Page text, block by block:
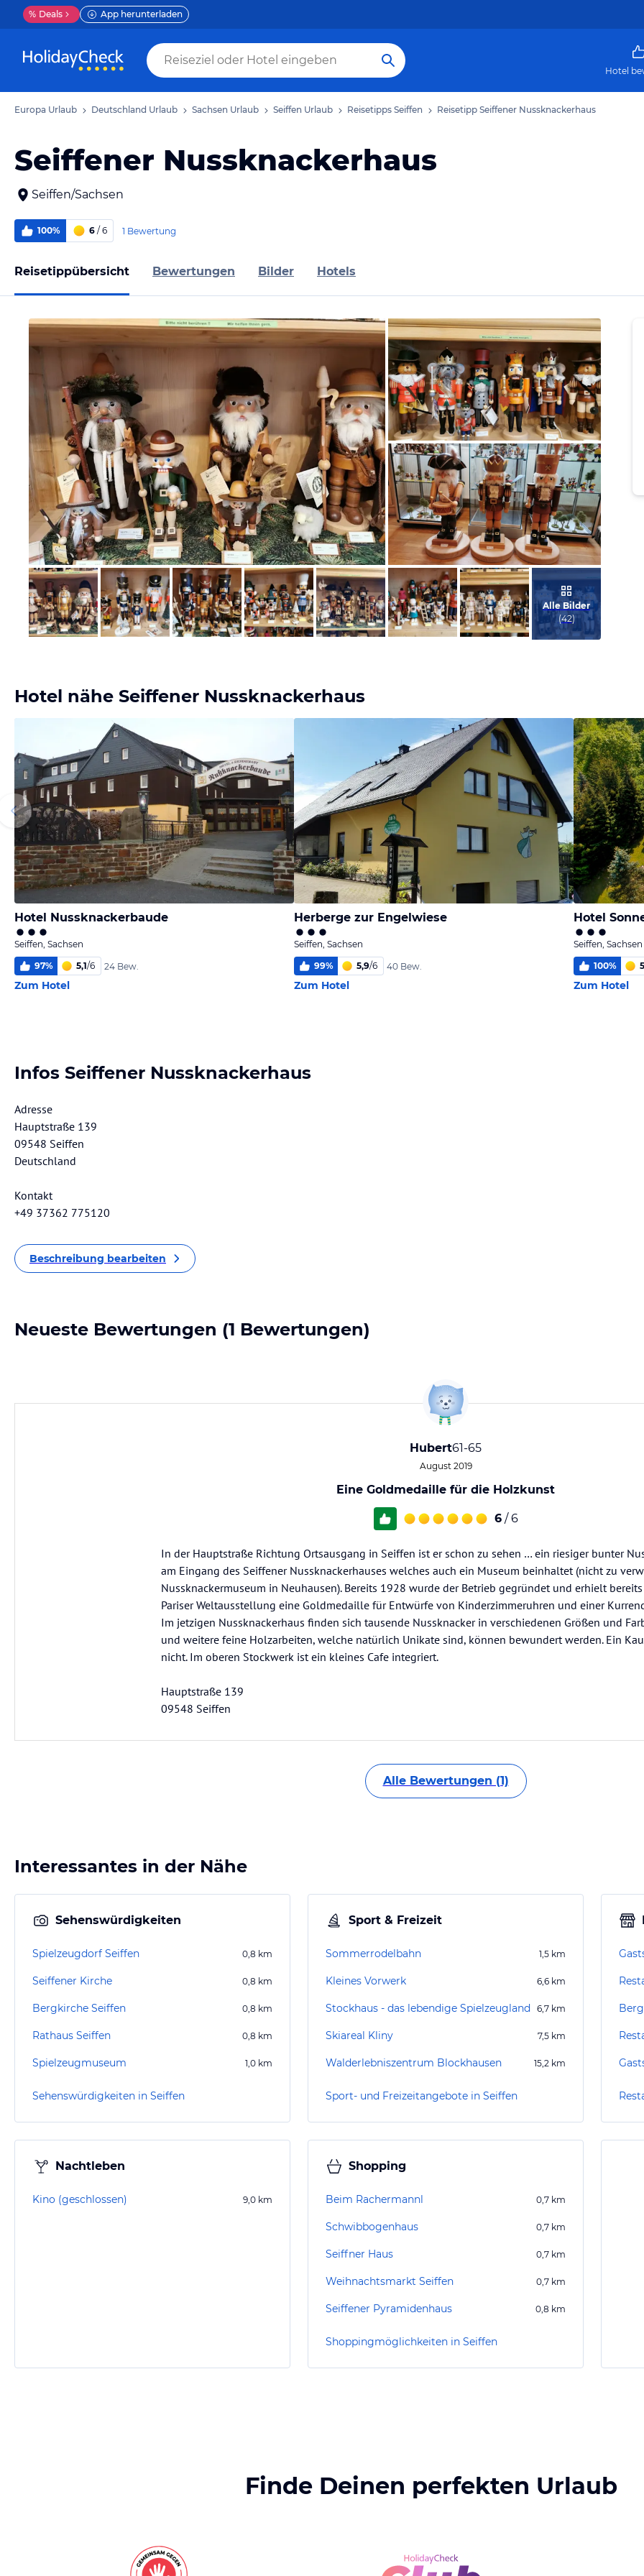
% Deals App herunterladen
Hotel
Europa Urlaub Deutschland Urlaub Sachsen Urlaub Seiffen Urlaub Reisetipps Seiffen Reisetipp Seiffener Nussknackerhaus
Seiffener Nussknackerhaus
Seiffen/Sachsen
100% 6 / 6 1 Bewertung
Reisetippübersicht Bewertungen Bilder Hotels
Bild melden
von Hubert
Bild melden
von Hubert
Bild melden
von Hubert
Alle Bilder
(42)
Hotel nähe Seiffener Nussknackerhaus
Hotel Nussknackerbaude
Seiffen, Sachsen
97% 5,1/6 24 Bew.
Zum Hotel
Herberge zur Engelwiese
Seiffen, Sachsen
99% 5,9/6 40 Bew.
Zum Hotel
Hotel
Seiffen, Sachsen
100%
Zum Hotel
Infos Seiffener Nussknackerhaus
Adresse
Hauptstraße 139
09548 Seiffen
Deutschland
Kontakt
+49 37362 775120
Beschreibung bearbeiten
Neueste Bewertungen (1 Bewertungen)
Hubert61-65
August 2019
Eine Goldmedaille für die Holzkunst
6 / 6
In der Hauptstraße Richtung Ortsausgang in Seiffen ist er schon zu sehen … ein riesiger bunter
am Eingang des Seiffener Nussknackerhauses welches auch ein Museum beinhaltet (nicht zu
Nussknackermuseum in Neuhausen). Bereits 1928 wurde der Betrieb gegründet und erhielt
Pariser Weltausstellung eine Goldmedaille für Entwürfe von Kinderzimmeruhren und einer
Im jetzigen Nussknackerhaus finden sich tausende Nussknacker in verschiedenen Größen und
und weitere feine Holzarbeiten, welche natürlich Unikate sind, können bewundert werden. Ein
nicht. Im oberen Stockwerk ist ein kleines Cafe integriert.
Hauptstraße 139
09548 Seiffen
Alle Bewertungen (1)
Interessantes in der Nähe
Sehenswürdigkeiten
Spielzeugdorf Seiffen 0,8 km
Seiffener Kirche 0,8 km
Bergkirche Seiffen 0,8 km
Rathaus Seiffen 0,8 km
Spielzeugmuseum 1,0 km
Sehenswürdigkeiten in Seiffen
Sport & Freizeit
Sommerrodelbahn 1,5 km
Kleines Vorwerk 6,6 km
Stockhaus - das lebendige Spielzeugland 6,7 km
Skiareal Kliny 7,5 km
Walderlebniszentrum Blockhausen 15,2 km
Sport- und Freizeitangebote in Seiffen
Nachtleben
Kino (geschlossen) 9,0 km
Shopping
Beim Rachermannl 0,7 km
Schwibbogenhaus 0,7 km
Seiffner Haus 0,7 km
Weihnachtsmarkt Seiffen 0,7 km
Seiffener Pyramidenhaus 0,8 km
Shoppingmöglichkeiten in Seiffen
Finde Deinen perfekten Urlaub